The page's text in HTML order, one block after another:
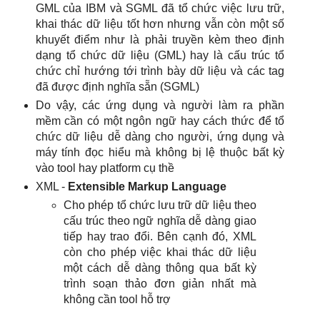
GML của IBM và SGML đã tổ chức việc lưu trữ,
khai thác dữ liệu tốt hơn nhưng vẫn còn một số
khuyết điểm như là phải truyền kèm theo định
dạng tổ chức dữ liệu (GML) hay là cấu trúc tổ
chức chỉ hướng tới trình bày dữ liệu và các tag
đã được định nghĩa sẵn (SGML)
Do vậy, các ứng dụng và người làm ra phần
mềm cần có một ngôn ngữ hay cách thức để tổ
chức dữ liệu dễ dàng cho người, ứng dụng và
máy tính đọc hiểu mà không bị lệ thuộc bất kỳ
vào tool hay platform cụ thề
XML - Extensible Markup Language
Cho phép tổ chức lưu trữ dữ liệu theo
cấu trúc theo ngữ nghĩa dễ dàng giao
tiếp hay trao đổi. Bên cạnh đó, XML
còn cho phép việc khai thác dữ liệu
một cách dễ dàng thông qua bất kỳ
trình soạn thảo đơn giản nhất mà
không cần tool hỗ trợ